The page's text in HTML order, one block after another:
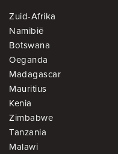
Zuid-Afrika
Namibië
Botswana
Oeganda
Madagascar
Mauritius
Kenia
Zimbabwe
Tanzania
Malawi